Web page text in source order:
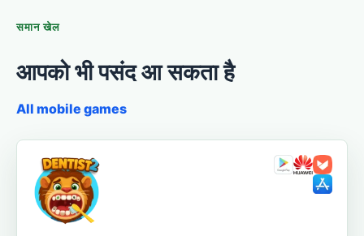
समान खेल
आपको भी पसंद आ सकता है
All mobile games